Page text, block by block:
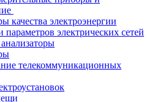
качества электроэнергии
параметров электрических сетей
телекоммуникационных